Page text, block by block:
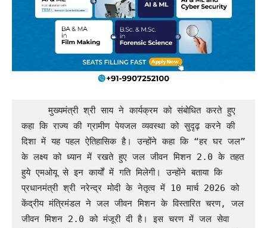
     मुख्यमंत्री श्री साय ने कार्यक्रम को संबोधित करते हुए
कहा कि राज्य की ग्रामीण पेयजल व्यवस्था को सुदृढ़ करने की
दिशा में यह पहल ऐतिहासिक है। उन्होंने कहा कि “हर घर जल”
के लक्ष्य को ध्यान में रखते हुए जल जीवन मिशन 2.0 के तहत
हुये एमओयू से इन कार्यों में गति मिलेगी। उन्होंने बताया कि
प्रधानमंत्री श्री नरेन्द्र मोदी के नेतृत्व में 10 मार्च 2026 को
केंद्रीय मंत्रिमंडल ने जल जीवन मिशन के विस्तारित चरण, जल
जीवन मिशन 2.0 को मंजूरी दी है। इस चरण में जल सेवा